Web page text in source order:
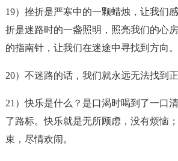
19）挫折是严寒中的一颗蜡烛，让我们
折是迷路时的一盏照明，照亮我们的心
的指南针，让我们在迷途中寻找到方向。
20）不迷路的话，我们就永远无法找到正
21）快乐是什么？是口渴时喝到了一口
了路标。快乐就是无所顾虑，没有烦恼
束，尽情欢闹。